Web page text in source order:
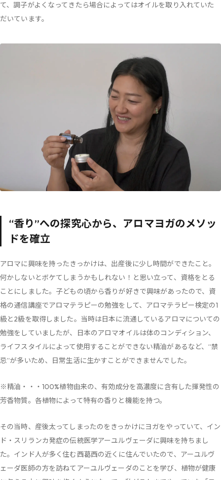
て、調子がよくなってきたら場合によってはオイルを取り入れていた
だいています。
“香り”への探究心から、アロマヨガのメソッ
ドを確立
アロマに興味を持ったきっかけは、出産後に少し時間ができたこと。
何かしないとボケてしまうかもしれない！と思い立って、資格をとる
ことにしました。子どもの頃から香りが好きで興味があったので、資
格の通信講座でアロマテラピーの勉強をして、アロマテラピー検定の1
級と2級を取得しました。当時は日本に流通しているアロマについての
勉強をしていましたが、日本のアロマオイルは体のコンディション、
ライフスタイルによって使用することができない精油があるなど、“禁
忌”が多いため、日常生活に生かすことができませんでした。
※精油・・・100%植物由来の、有効成分を高濃度に含有した揮発性の
芳香物質。各植物によって特有の香りと機能を持つ。
その当時、産後太ってしまったのをきっかけにヨガをやっていて、イン
ド・スリランカ発症の伝統医学アーユルヴェーダに興味を持ちまし
た。インド人が多く住む西葛西の近くに住んでいたので、アーユルヴ
ェーダ医師の方を訪ねてアーユルヴェーダのことを学び、植物が健康